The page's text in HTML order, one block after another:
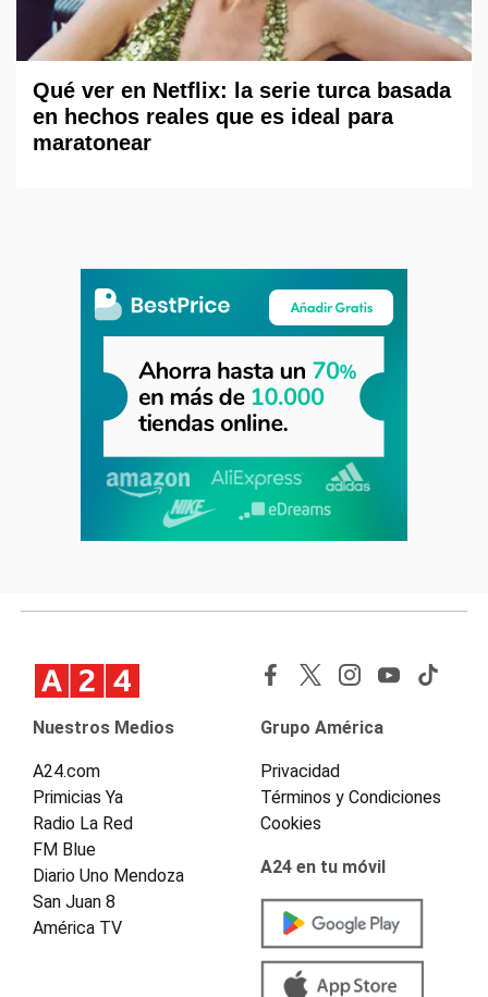
Qué ver en Netflix: la serie turca basada
en hechos reales que es ideal para
maratonear
Nuestros Medios
A24.com
Primicias Ya
Radio La Red
FM Blue
Diario Uno Mendoza
San Juan 8
América TV
Grupo América
Privacidad
Términos y Condiciones
Cookies
A24 en tu móvil